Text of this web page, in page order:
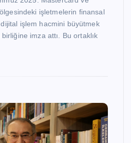
işletmelerin finansal
işlem hacmini büyütmek
imza attı. Bu ortaklık